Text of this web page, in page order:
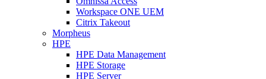
Workspace ONE UEM
Citrix Takeout
Morpheus
HPE
HPE Data Management
HPE Storage
HPE Server